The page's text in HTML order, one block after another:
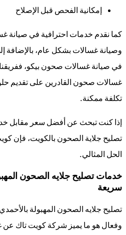
إمكانية الفحص قبل الإصلاح
كما نقدم خدمات احترافية في صيانة
وصيانة غسالات بشكل عام، بالإضافة
في صيانة غسالات صحون بيكو،
غسالات صحون القادرين على تقديم
تكلفة ممكنة.
إذا كنت تبحث عن أفضل سعر مقابل
تصليح جلاية الصحون بالكويت، فإن
الحل المثالي.
خدمات تصليح جلايه الصحون
سريعة
تصليح جلايه الصحون المهبولة
وفعال هو ما يميز شركة كويت تاك عن